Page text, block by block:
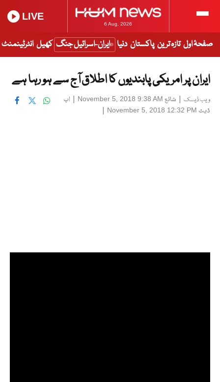
6 Aug, 2026
LIVE
صفحۂ اول تازہ ترین پاکستان دنیا ایران-اسرائیل جنگ کھیل انٹرٹینمنٹ
ایران پر امریکی پابندیوں کا اطلاق آج سے ہو رہا ہے
ویب ڈیسک | شائع November 5, 2018 9:38 AM
| اپ
ڈیٹ November 5, 2018 12:32 PM
|